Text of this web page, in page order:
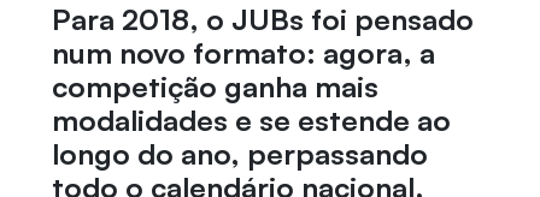
Para 2018, o JUBs foi pensado
num novo formato: agora, a
competição ganha mais
modalidades e se estende ao
longo do ano, perpassando
todo o calendário nacional,